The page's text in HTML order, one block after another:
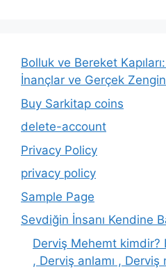
Bolluk ve Bereket
İnançlar ve Gerçek
Buy Sarkitap coins
delete-account
Privacy Policy
privacy policy
Sample Page
Sevdiğin İnsanı Kendine
Derviş Mehemt kimdir?
, Derviş anlamı , Derviş